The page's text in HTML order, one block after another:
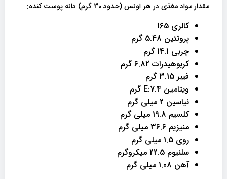
مقدار مواد مغذی در هر اونس (حدود 30 گرم) دانه پوست کنده:
کالری 165
پروتئین 5.48 گرم
چربی 14.1 گرم
کربوهیدرات 6.82 گرم
فیبر 3.15 گرم
ویتامین E:7.4 گرم
نیاسین 2 میلی گرم
کلسیم 19.8 میلی گرم
منیزیم 36.6 میلی گرم
روی 1.5 میلی گرم
سلنیوم 22.5 میکروگرم
آهن 1.08 میلی گرم